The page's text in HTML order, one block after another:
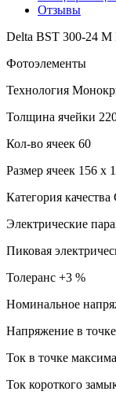
Отзывы
Delta BST 300-24 M
Фотоэлементы
Технология
Толщина ячейки
Кол-во ячеек 60
Размер ячеек 156 х
Категория качества
Электрические
Пиковая
Толеранс +3 %
Номинальное
Напряжение в
Ток в точке
Ток короткого